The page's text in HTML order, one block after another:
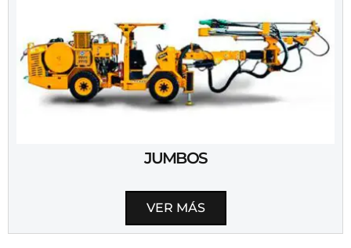
JUMBOS
VER MÁS